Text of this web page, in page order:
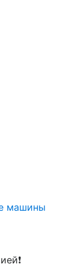
машины